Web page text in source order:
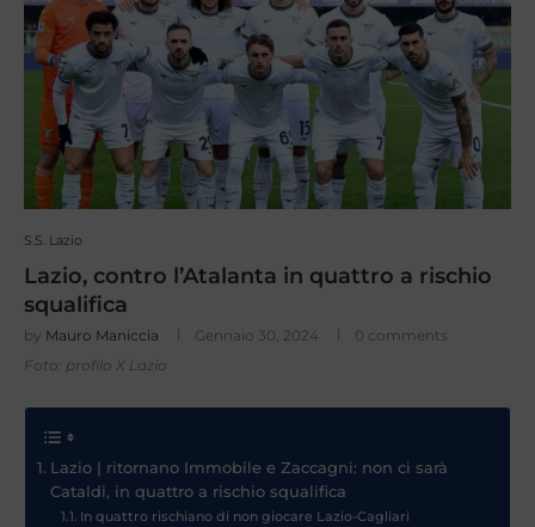
S.S. Lazio
Lazio, contro l’Atalanta in quattro a rischio
squalifica
by Mauro Maniccia Gennaio 30, 2024
0 comments
Foto: profilo X Lazio
Lazio | ritornano Immobile e Zaccagni: non ci sarà
Cataldi, in quattro a rischio squalifica
In quattro rischiano di non giocare Lazio-Cagliari